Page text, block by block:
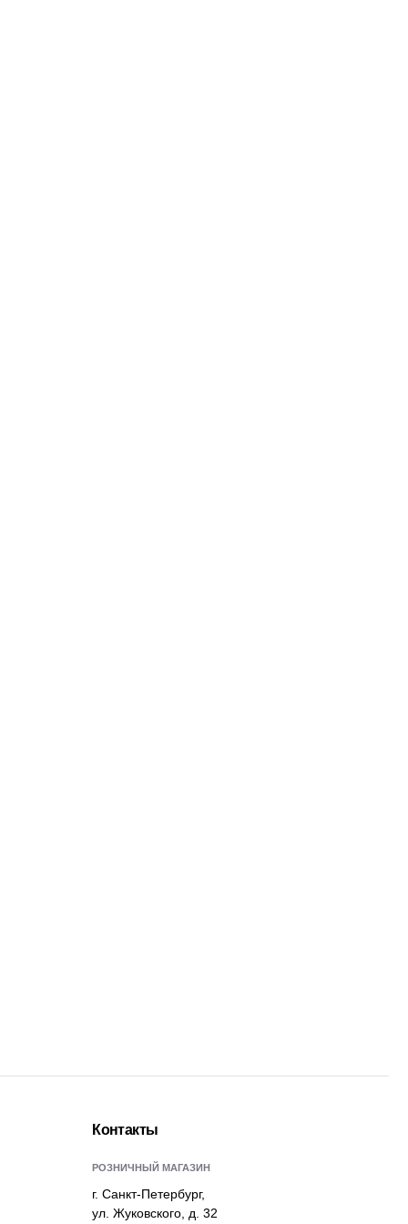
Контакты
РОЗНИЧНЫЙ МАГАЗИН
г. Санкт-Петербург,
ул. Жуковского, д. 32